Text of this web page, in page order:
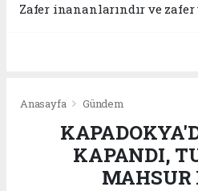
Zafer inananlarındır ve zafer
Anasayfa Gündem
KAPANDI,
MAHSUR